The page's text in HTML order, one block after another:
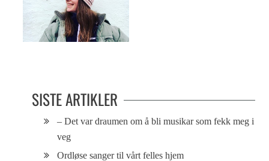
SISTE ARTIKLER
– Det var draumen om å bli musikar som fekk meg i
veg
Ordløse sanger til vårt felles hjem